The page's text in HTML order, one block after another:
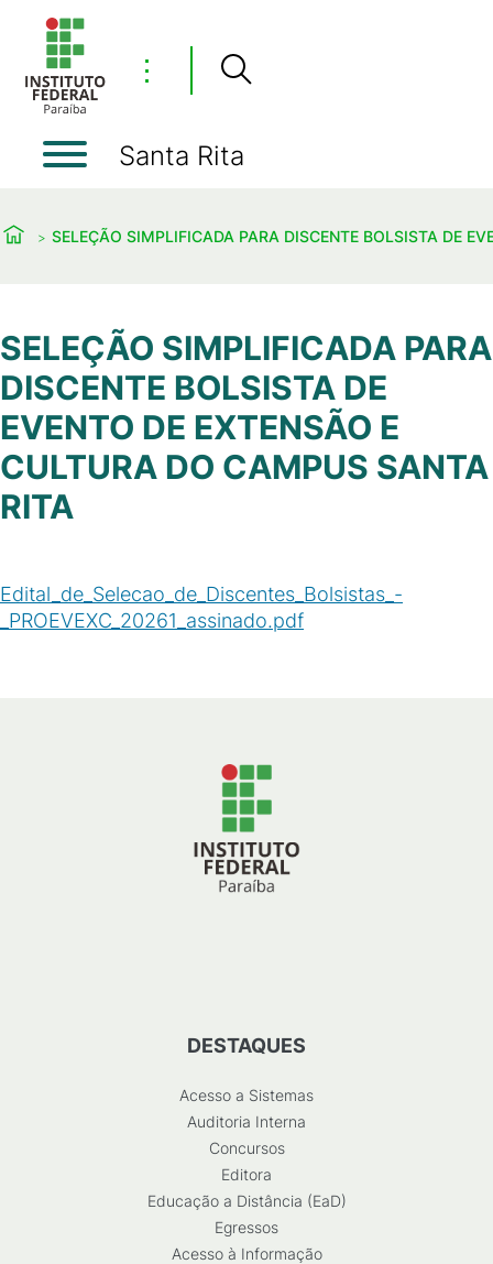
⋮
Santa Rita
SELEÇÃO SIMPLIFICADA PARA DISCENTE BOLSISTA DE
SELEÇÃO SIMPLIFICADA PARA
DISCENTE BOLSISTA DE
EVENTO DE EXTENSÃO E
CULTURA DO CAMPUS SANTA
RITA
Edital_de_Selecao_de_Discentes_Bolsistas_-
_PROEVEXC_20261_assinado.pdf
DESTAQUES
Acesso a Sistemas
Auditoria Interna
Concursos
Editora
Educação a Distância (EaD)
Egressos
Acesso à Informação